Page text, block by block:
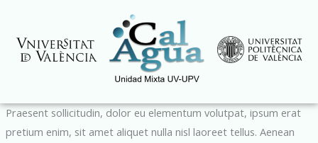
contenido
Praesent sollicitudin, dolor eu elementum volutpat, ipsum erat
pretium enim, sit amet aliquet nulla nisl laoreet tellus. Aenean